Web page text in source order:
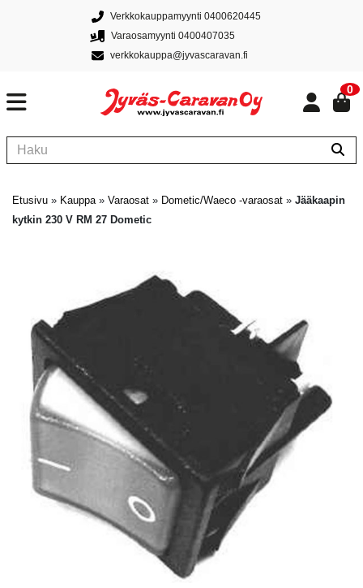
Verkkokauppamyynti 0400620445
Varaosamyynti 0400407035
verkkokauppa@jyvascaravan.fi
0
Etusivu » Kauppa» Varaosat » Dometic/Waeco -varaosat » Jääkaapin
kytkin 230 V RM 27 Dometic